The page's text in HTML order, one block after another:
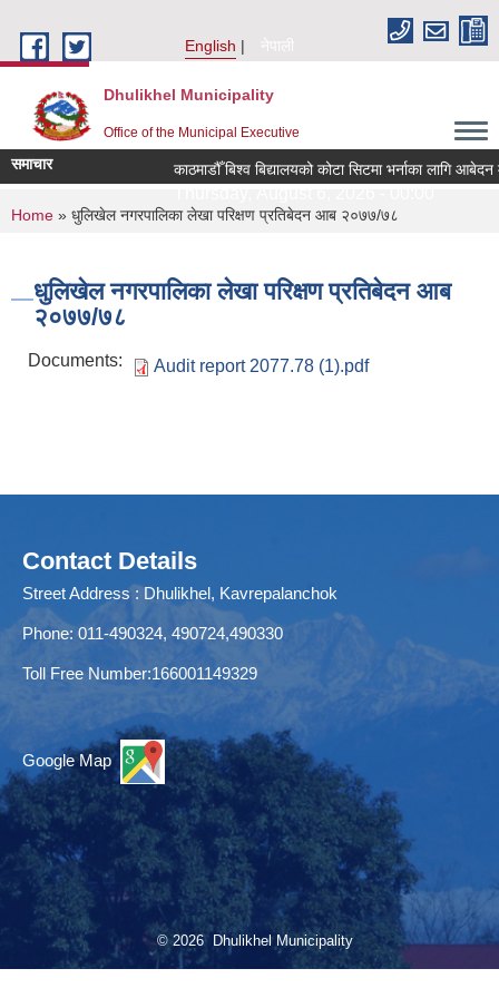
English
नेपाली
Dhulikhel Municipality
Office of the Municipal Executive
समाचार काठमाडौँ बिश्व बिद्यालयको कोटा सिटमा भर्नाका लागि
You are here
Home » धुलिखेल नगरपालिका लेखा परिक्षण प्रतिबेदन आब २०७७/७८
धुलिखेल नगरपालिका लेखा परिक्षण प्रतिबेदन आब
२०७७/७८
Documents: Audit report 2077.78 (1).pdf
Contact Details
Street Address : Dhulikhel, Kavrepalanchok
Phone: 011-490324, 490724,490330
Toll Free Number:166001149329
Google Map
© 2026 Dhulikhel Municipality